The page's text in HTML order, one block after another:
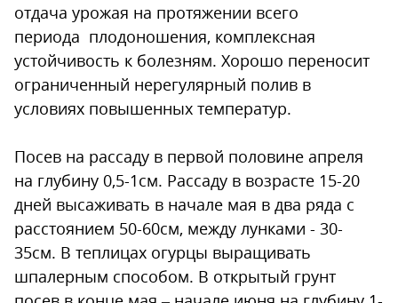
отдача урожая на протяжении всего
периода плодоношения, комплексная
устойчивость к болезням. Хорошо переносит
ограниченный нерегулярный полив в
условиях повышенных температур.
Посев на рассаду в первой половине апреля
на глубину 0,5-1см. Рассаду в возрасте 15-20
дней высаживать в начале мая в два ряда с
расстоянием 50-60см, между лунками - 30-
35см. В теплицах огурцы выращивать
шпалерным способом. В открытый грунт